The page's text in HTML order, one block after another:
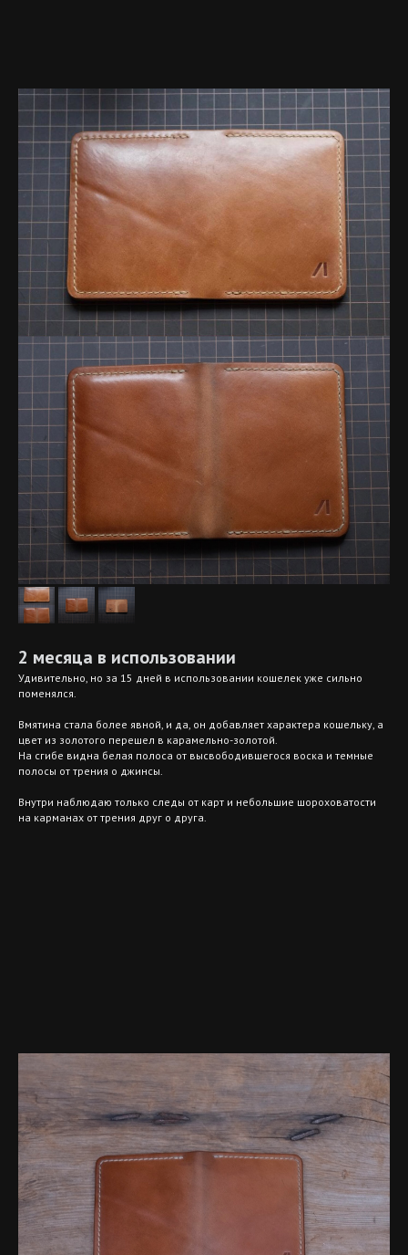
2 месяца в использовании
Удивительно, но за 15 дней в использовании кошелек уже сильно
поменялся.
Вмятина стала более явной, и да, он добавляет характера кошельку, а
цвет из золотого перешел в карамельно-золотой.
На сгибе видна белая полоса от высвободившегося воска и темные
полосы от трения о джинсы.
Внутри наблюдаю только следы от карт и небольшие шороховатости
на карманах от трения друг о друга.